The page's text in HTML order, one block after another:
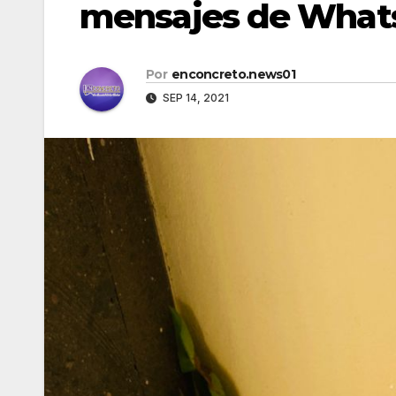
mensajes de
Por enconcreto.news01
SEP 14, 2021